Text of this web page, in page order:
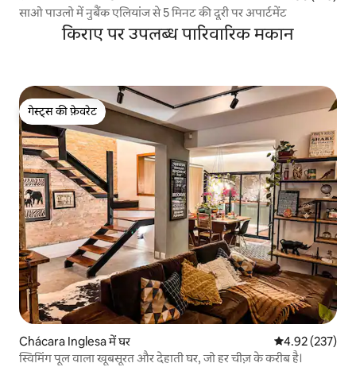
साओ पाउलो में नुबैंक एलियांज से 5 मिनट की दूरी पर अपार्टमेंट
किराए पर उपलब्ध पारिवारिक मकान
गेस्ट्स की फ़ेवरेट
गेस्ट्स की फ़ेवरेट
Chácara Inglesa में घर औसत रेटिंग 5 में से
4.92 (237)
स्विमिंग पूल वाला खूबसूरत और देहाती घर, जो हर चीज़ के करीब है।